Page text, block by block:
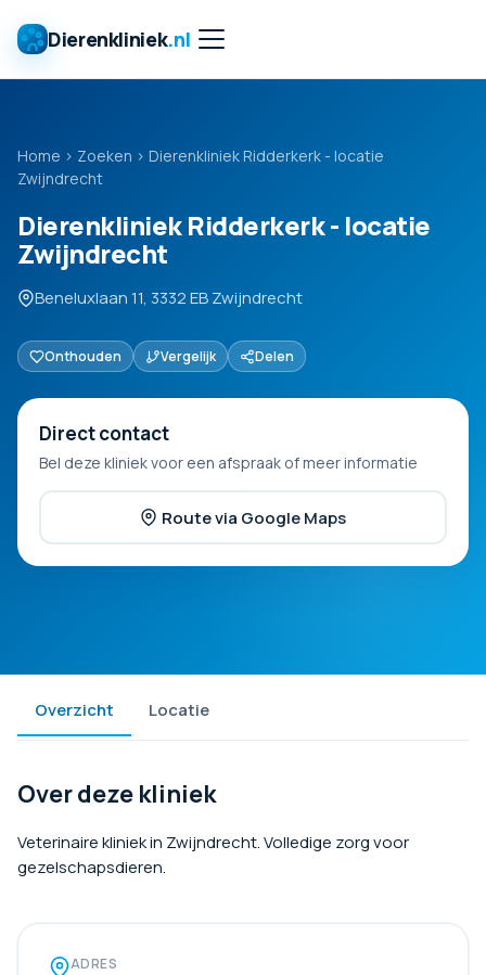
Dierenkliniek.nl
Home › Zoeken › Dierenkliniek Ridderkerk - locatie
Zwijndrecht
Dierenkliniek Ridderkerk - locatie
Zwijndrecht
Beneluxlaan 11, 3332 EB Zwijndrecht
Onthouden Vergelijk Delen
Direct contact
Bel deze kliniek voor een afspraak of meer informatie
Route via Google Maps
Overzicht Locatie
Over deze kliniek
Veterinaire kliniek in Zwijndrecht. Volledige zorg voor
gezelschapsdieren.
ADRES